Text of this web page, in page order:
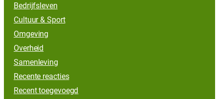
Bedrijfsleven
Cultuur & Sport
Omgeving
Overheid
Samenleving
Recente reacties
Recent toegevoegd